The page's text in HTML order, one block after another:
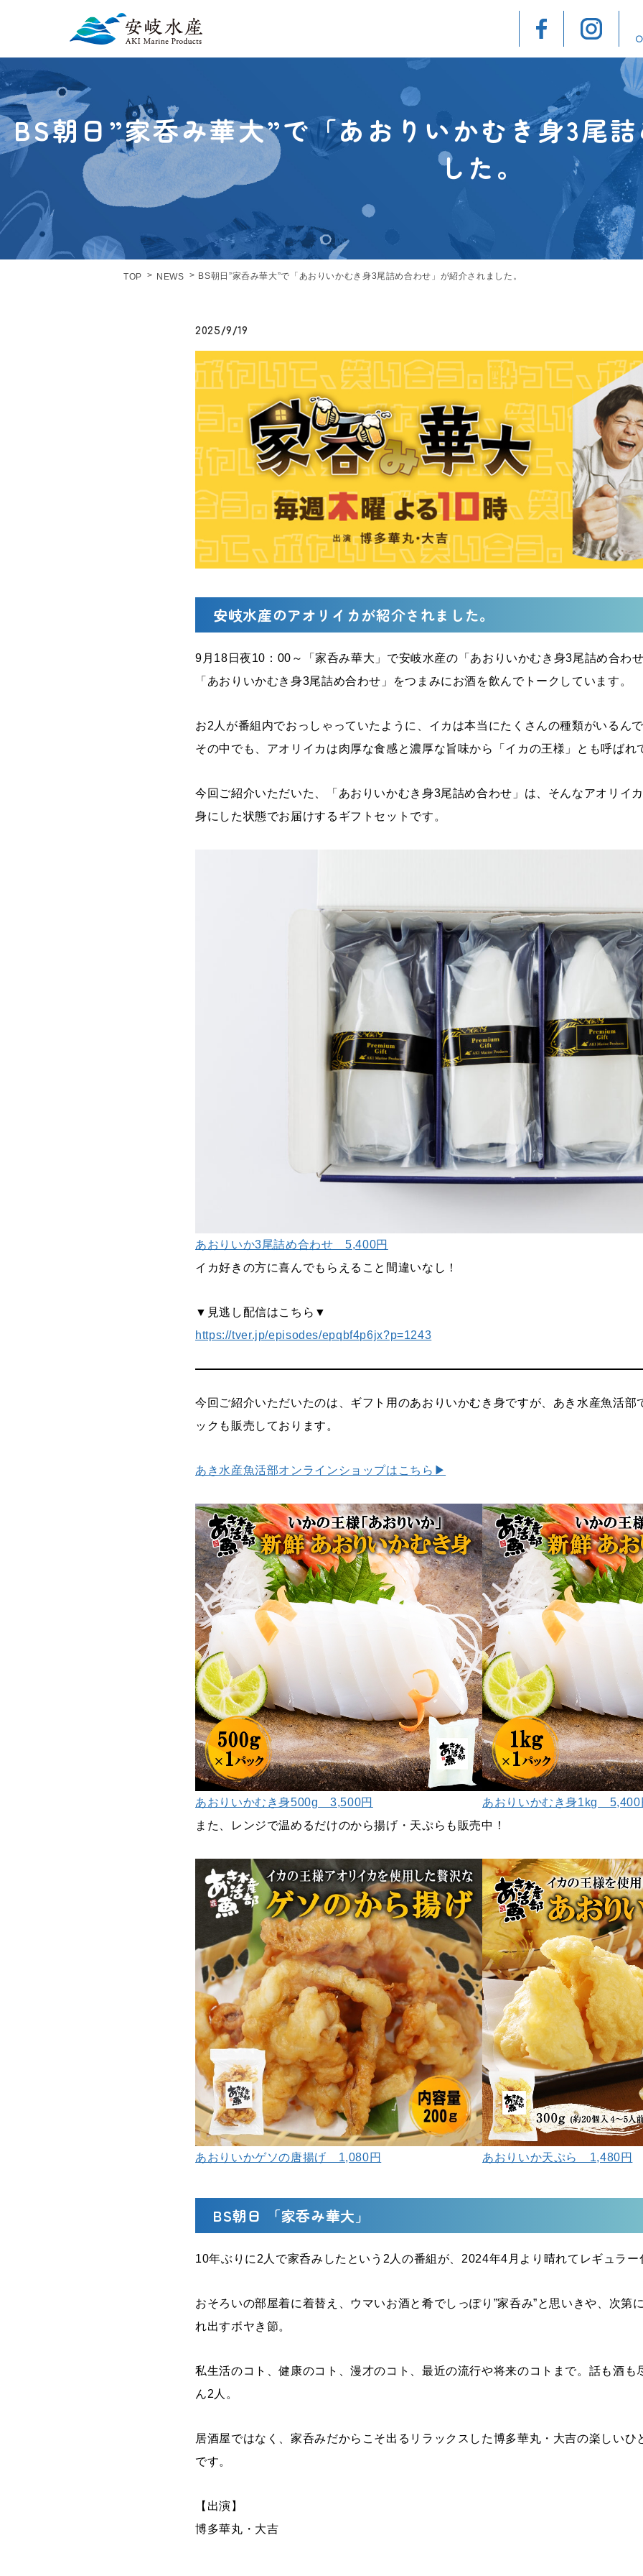
BS朝日”家呑み華大”で「あおりいかむき身3尾
した。
TOP NEWS BS朝日”家呑み華大”で「あおりいかむき身3尾詰め合わせ」が紹介されました。
2025/9/19
安岐水産のアオリイカが紹介されました。
9月18日夜10：00～「家呑み華大」で安岐水産の「あおりいかむき身3尾詰め合わ
「あおりいかむき身3尾詰め合わせ」をつまみにお酒を飲んでトークしています。
お2人が番組内でおっしゃっていたように、イカは本当にたくさんの種類がいるん
その中でも、アオリイカは肉厚な食感と濃厚な旨味から「イカの王様」とも呼ばれ
今回ご紹介いただいた、「あおりいかむき身3尾詰め合わせ」は、そんなアオリイ
身にした状態でお届けするギフトセットです。
あおりいか3尾詰め合わせ 5,400円
イカ好きの方に喜んでもらえること間違いなし！
▼見逃し配信はこちら▼
https://tver.jp/episodes/epqbf4p6jx?p=1243
今回ご紹介いただいたのは、ギフト用のあおりいかむき身ですが、あき水産魚活部
ックも販売しております。
あき水産魚活部オンラインショップはこちら▶
あおりいかむき身500g 3,500円
あおりいかむき身1kg 5,400
また、レンジで温めるだけのから揚げ・天ぷらも販売中！
あおりいかゲソの唐揚げ 1,080円 あおりいか天ぷら 1,480円
BS朝日 「家呑み華大」
10年ぶりに2人で家呑みしたという2人の番組が、2024年4月より晴れてレギュラー
おそろいの部屋着に着替え、ウマいお酒と肴でしっぽり”家呑み”と思いきや、次第
れ出すボヤき節。
私生活のコト、健康のコト、漫才のコト、最近の流行や将来のコトまで。話も酒も
ん2人。
居酒屋ではなく、家呑みだからこそ出るリラックスした博多華丸・大吉の楽しいひ
です。
【出演】
博多華丸・大吉